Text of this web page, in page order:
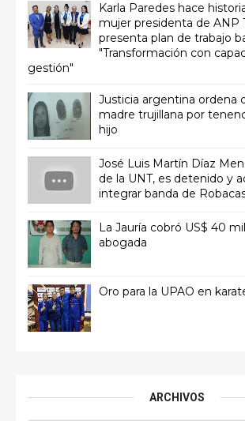
Karla Paredes hace
mujer presidenta de ANP
presenta plan de trabajo
"Transformación con
gestión"
Justicia argentina ordena
madre trujillana por
hijo
José Luis Martín Díaz
de la UNT, es detenido y
integrar banda de
La Jauría cobró US$ 40
abogada
Oro para la UPAO en
ARCHIVOS